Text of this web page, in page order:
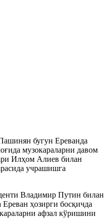
бугун Ереванда
музокараларни давом
Илҳом Алиев билан
учрашишга
Владимир Путин билан
ҳозирги босқичда
афзал кўришини